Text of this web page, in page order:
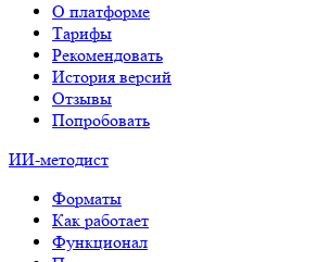
О платформе
Тарифы
Рекомендовать
История версий
Отзывы
Попробовать
ИИ-методист
Форматы
Как работает
Функционал